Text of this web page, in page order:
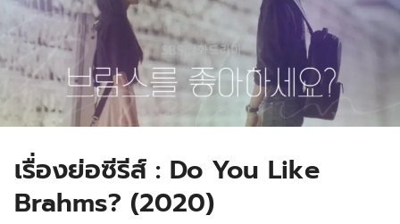
เรื่องย่อซีรีส์ : Do You Like
Brahms? (2020)